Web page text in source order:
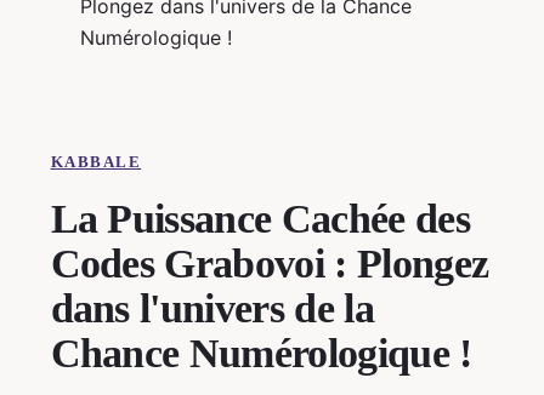
Plongez dans l'univers de la Chance
Numérologique !
KABBALE
La Puissance Cachée des
Codes Grabovoi : Plongez
dans l'univers de la
Chance Numérologique !